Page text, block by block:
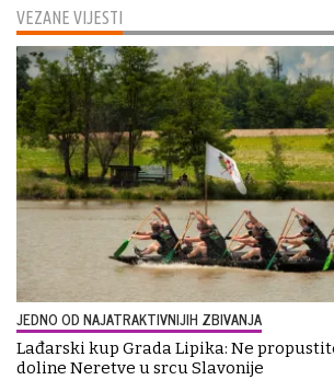
VEZANE VIJESTI
JEDNO OD NAJATRAKTIVNIJIH ZBIVANJA
Lađarski kup Grada Lipika: Ne
doline Neretve u srcu Slavonije